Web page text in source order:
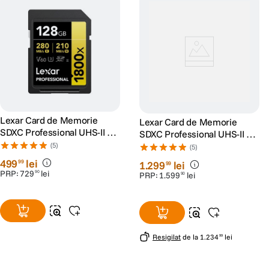
Lexar Card de Memorie
SDXC Professional UHS-II BL
1800x 128GB V60 Gold
(5)
49999 lei
PRP:729 90 lei
Lexar Card de Memorie
SDXC Professional UHS-II BL
1800x 512GB V60 Gold
(5)
1.29999 lei
PRP: 1.599 90 lei
Resigilat de la 1 .23499 lei